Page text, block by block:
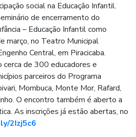
social na Educação Infantil.
de encerramento do
– Educação Infantil como
março, no Teatro Municipal
Central, em Piracicaba.
de 300 educadores e
parceiros do Programa
Mombuca, Monte Mor, Rafard,
O encontro também é aberto a
As inscrições já estão abertas, no
2Izj5c6